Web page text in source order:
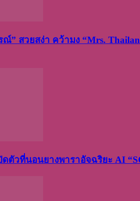
ณ์” สวยสง่า คว้ามง “Mrs.
ตัวที่นอนยางพาราอัจฉริยะ AI